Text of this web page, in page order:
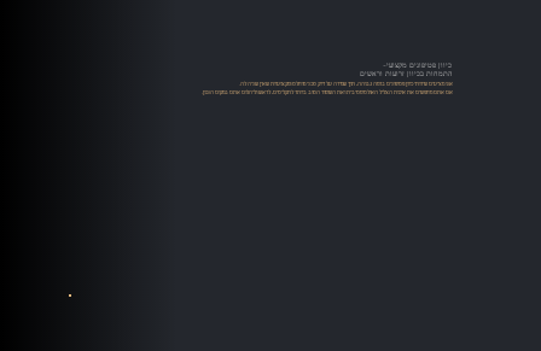
כיוון פטיפונים מקצועי-
התמחות בכיוון זרועות וראשים
אנו מציעים שירותי כיוון פטיפונים ברמה גבוהה, תוך שמירה על דיוק טכני מוחלט ומקצועיות שאין שניה לה.
אם אתם מחפשים את איכות הצליל האולטימטיבית ואת השימור הטוב ביותר לתקליטים, לראש וליהלום אתם במקום הנכון.​​